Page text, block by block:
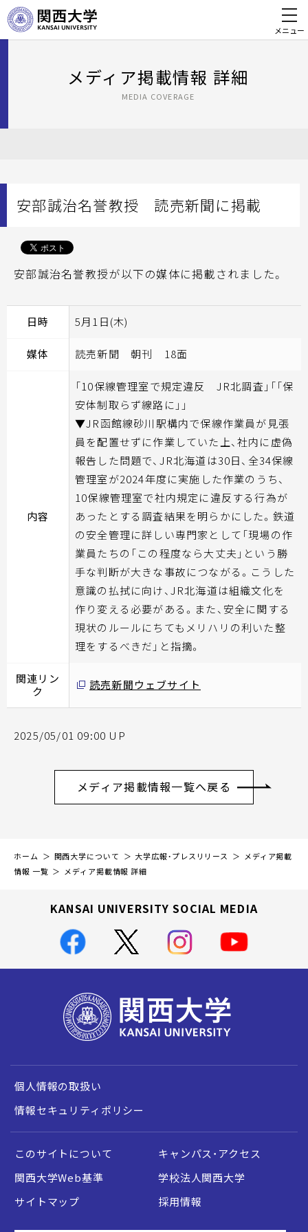
メニュー
メディア掲載情報 詳細
MEDIA COVERAGE
安部誠治名誉教授 読売新聞に掲載
安部誠治名誉教授が以下の媒体に掲載されました。
日時 5月1日(木)
媒体 読売新聞 朝刊 18面
内容
「10保線管理室で規定違反 JR北調査」「「保
安体制取らず線路に」」
▼JR函館線砂川駅構内で保線作業員が見張
員を配置せずに作業していた上、社内に虚偽
報告した問題で、JR北海道は30日、全34保線
管理室が2024年度に実施した作業のうち、
10保線管理室で社内規定に違反する行為が
あったとする調査結果を明らかにした。鉄道
の安全管理に詳しい専門家として「現場の作
業員たちの「この程度なら大丈夫」という勝
手な判断が大きな事故につながる。こうした
意識の払拭に向け、JR北海道は組織文化を
作り変える必要がある。また、安全に関する
現状のルールにちてもメリハリの利いた整
理をするべきだ」と指摘。
関連リン
ク
読売新聞ウェブサイト
2025/05/01 09:00 UP
メディア掲載情報一覧へ戻る
ホーム 関西大学について 大学広報・プレスリリース
メディア掲載
情報 一覧
メディア掲載情報 詳細
KANSAI UNIVERSITY SOCIAL MEDIA
個人情報の取扱い
情報セキュリティポリシー
このサイトについて
キャンパス・アクセス
関西大学Web基準
学校法人関西大学
サイトマップ
採用情報